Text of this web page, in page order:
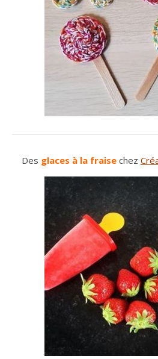
Des glaces à la fraise chez